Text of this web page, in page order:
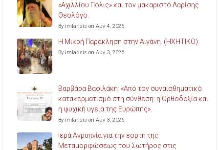
«Αχιλλίου Πόλις» και τον μακαριστό Λαρίσης
Θεολόγο.
By imlarisis on Αυγ 4, 2026
Η Μικρή Παράκληση στην Αιγάνη. (ΗΧΗΤΙΚΟ)
By imlarisis on Αυγ 3, 2026
Βαρβάρα Βασιλάκη: «Από τον συναισθηματικό
κατακερματισμό στη σύνθεση: η Ορθοδοξία και
η ψυχική υγεία της Ευρώπης».
By imlarisis on Αυγ 3, 2026
Ιερά Αγρυπνία για την εορτή της
Μεταμορφώσεως του Σωτήρος στις